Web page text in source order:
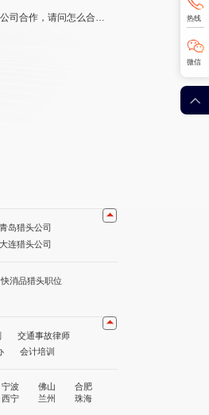
HR如果要和深圳猎头公司合作，请问怎么合作比较好？
青岛猎头公司
大连猎头公司
深圳猎头公司前十名
快消品猎头职位
交通事故律师
会计培训
宁波 佛山
合肥
西宁 兰州
珠海
热线
微信